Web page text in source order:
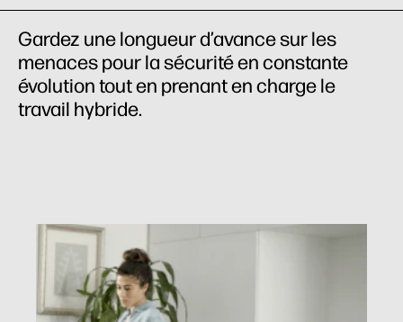
Gardez une longueur d’avance sur les
menaces pour la sécurité en constante
évolution tout en prenant en charge le
travail hybride.